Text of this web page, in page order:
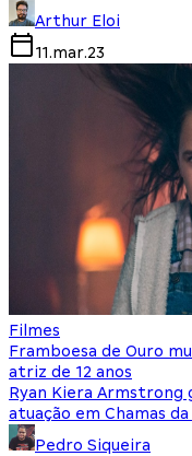
Arthur Eloi
11.mar.23
Filmes
Framboesa de Ouro
atriz de 12 anos
Ryan Kiera Armstrong
atuação em Chamas
Pedro Siqueira